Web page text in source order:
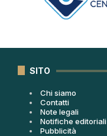
SITO
Chi siamo
Contatti
Note legali
Notifiche editoriali
Pubblicità